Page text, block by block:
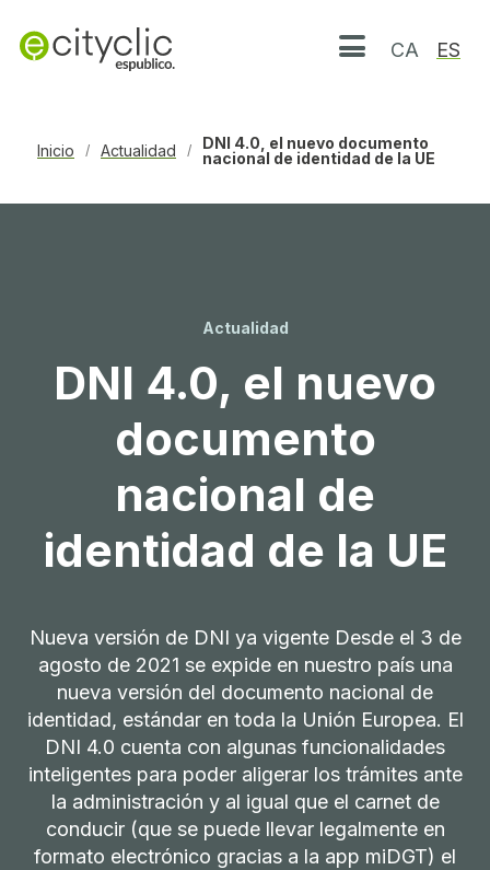
Abrir menú
CA ES
Inicio / Actualidad /
DNI 4.0, el nuevo documento
nacional de identidad de la UE
Actualidad
DNI 4.0, el nuevo
documento
nacional de
identidad de la UE
Nueva versión de DNI ya vigente Desde el 3 de
agosto de 2021 se expide en nuestro país una
nueva versión del documento nacional de
identidad, estándar en toda la Unión Europea. El
DNI 4.0 cuenta con algunas funcionalidades
inteligentes para poder aligerar los trámites ante
la administración y al igual que el carnet de
conducir (que se puede llevar legalmente en
formato electrónico gracias a la app miDGT) el